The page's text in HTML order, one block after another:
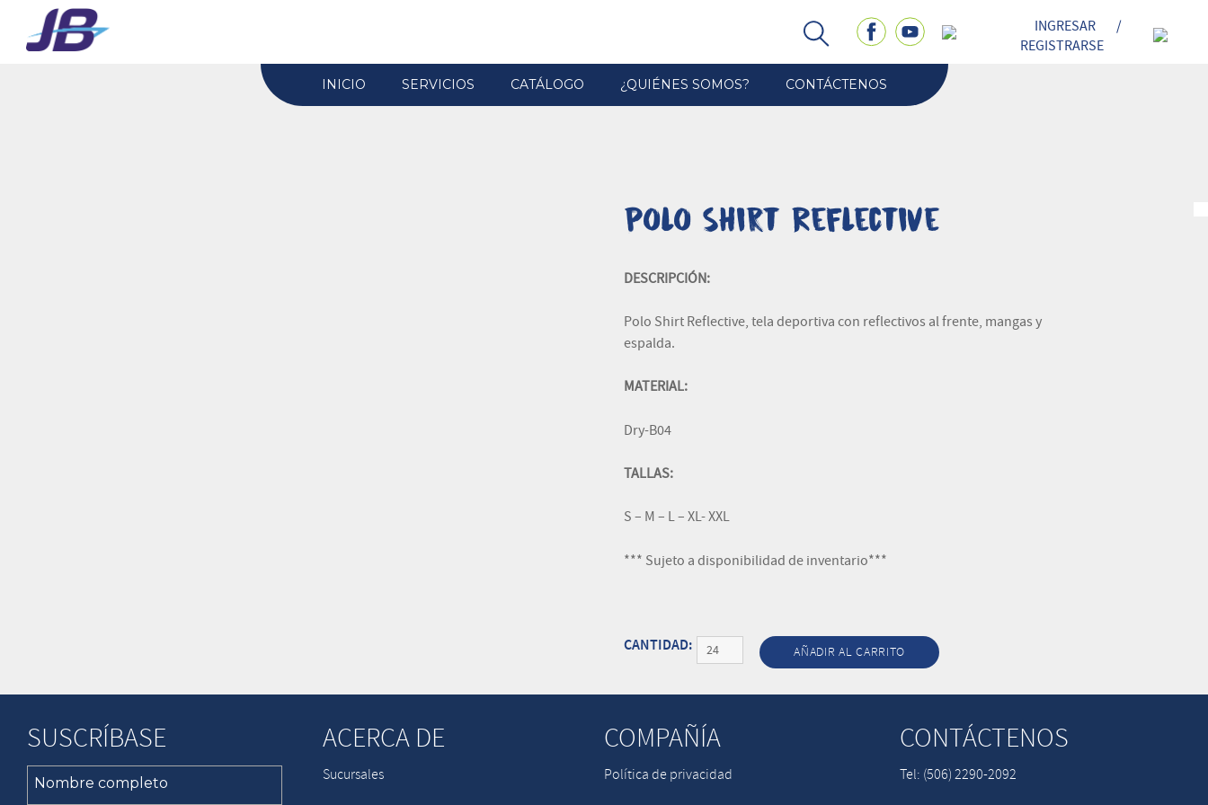
INGRESAR
/
REGISTRARSE
INICIO SERVICIOS CATÁLOGO ¿QUIÉNES SOMOS? CONTÁCTENOS
Polo Shirt Reflective
DESCRIPCIÓN:
Polo Shirt Reflective, tela deportiva con reflectivos al frente, mangas y
espalda.
MATERIAL:
Dry-B04
TALLAS:
S – M – L – XL- XXL
*** Sujeto a disponibilidad de inventario***
Cantidad AÑADIR AL CARRITO
SUSCRÍBASE ACERCA DE
Sucursales
COMPAÑÍA
Política de privacidad
CONTÁCTENOS
Tel: (506) 2290-2092